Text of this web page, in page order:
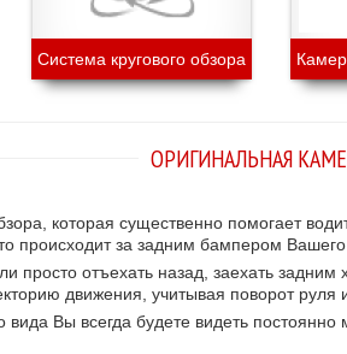
Система кругового обзора
ОРИГИНАЛЬНАЯ
которая существенно помогает
происходит за задним бампером
просто отъехать назад, заехать
движения, учитывая поворот руля
вида Вы всегда будете видеть